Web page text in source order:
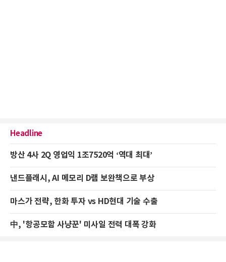
Headline
방산 4사 2Q 영업익 1조7520억 ‘역대 최대’
낸드플래시, AI 메모리 D램 보완책으로 부상
마스가 전략, 한화 투자 vs HD현대 기술 수출
中, '항공모함 사냥꾼' 미사일 전력 대폭 강화